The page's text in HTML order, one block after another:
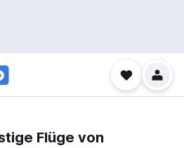
Flüge von